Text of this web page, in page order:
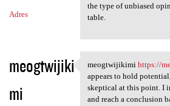
Adres
the type of unbiased
table.
meogtwijiki
mi
meogtwijikimi
meogtwijikimi https://
appears to hold
skeptical at this point. I
and reach a conclusion